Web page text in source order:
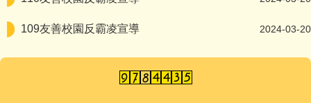
109友善校園反霸凌宣導 2024-03-20